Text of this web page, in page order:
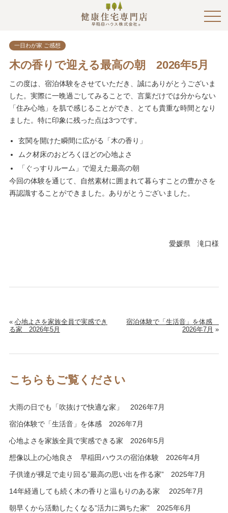
一日わが家 ご感想
木の香りで迎える最高の朝 2026年5月
この度は、宿泊体験をさせていただき、誠にありがとうございま
した。実際に一晩過ごしてみることで、言葉だけでは分からない
「住み心地」を肌で感じることができ、とても貴重な時間となり
ました。特に印象に残った点は3つです。
玄関を開けた瞬間に広がる「木の香り」
ムク材床のおどろくほどの心地よさ
「ぐっすりルーム」で迎えた最高の朝
今回の体験を通じて、自然素材に囲まれて暮らすことの豊かさを
再認識することができました。ありがとうございました。
愛媛県 滝口様
« 心地よさを家族全員で実感でき
る家 2026年5月
宿泊体験で「生活音」を体感
2026年7月 »
こちらもご覧ください
大雨の日でも「吹抜けで快適な家」 2026年7月
宿泊体験で「生活音」を体感 2026年7月
心地よさを家族全員で実感できる家 2026年5月
想像以上の心地良さ 早稲田ハウスの宿泊体験 2026年4月
子供達が裸足で走り回る”最高の思い出を作る家” 2025年7月
14年経過しても続く木の香りと温もりのある家 2025年7月
朝早くから活動したくなる”活力に満ちた家” 2025年6月